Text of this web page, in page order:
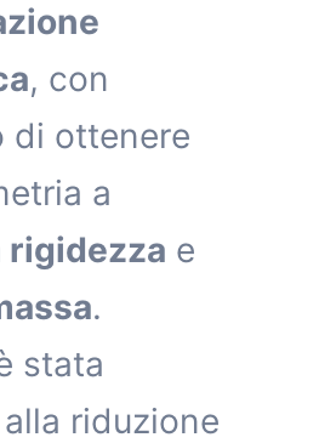
, con
di ottenere
a
rigidezza e
.
stata
riduzione